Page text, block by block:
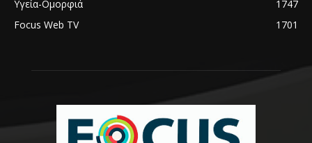
Υγεία-Ομορφιά
1747
Focus Web TV
1701